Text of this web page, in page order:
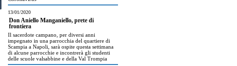
13/01/2020
Don Aniello Manganiello, prete di
frontiera
Il sacerdote campano, per diversi anni
impegnato in una parrocchia del quartiere di
Scampia a Napoli, sarà ospite questa settimana
di alcune parrocchie e incontrerà gli studenti
delle scuole valsabbine e della Val Trompia